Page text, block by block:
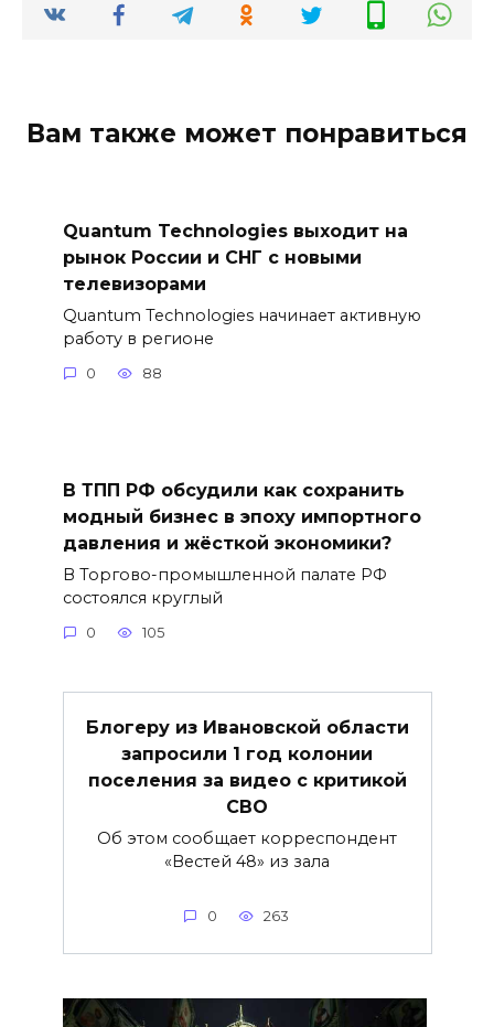
Вам также может понравиться
Quantum Technologies выходит на
рынок России и СНГ с новыми
телевизорами
Quantum Technologies начинает активную
работу в регионе
0 88
В ТПП РФ обсудили как сохранить
модный бизнес в эпоху импортного
давления и жёсткой экономики?
В Торгово-промышленной палате РФ
состоялся круглый
0 105
Блогеру из Ивановской области
запросили 1 год колонии
поселения за видео с критикой
СВО
Об этом сообщает корреспондент
«Вестей 48» из зала
0 263